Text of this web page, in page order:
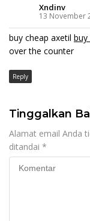
Xndinv
13 November
buy cheap axetil buy
over the counter
Reply
Tinggalkan
Alamat email Anda
ditandai *